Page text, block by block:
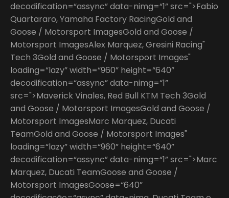
decodification=“assync” data-nimg=“1” src=">Fabio
Quartararo, Yamaha Factory RacingGold and
Goose / Motorsport ImagesGold and Goose /
Motorsport ImagesAlex Marquez, Gresini Racing"
Tech 3Gold and Goose / Motorsport Images"
loading=“lazy” width=“960” height=“640”
decodification=“assync” data-nimg=“1”
src=">Maverick Vinales, Red Bull KTM Tech 3Gold
and Goose / Motorsport ImagesGold and Goose /
Motorsport ImagesMarc Marquez, Ducati
TeamGold and Goose / Motorsport Images"
loading=“lazy” width=“960” height=“640”
decodification=“assync” data-nimg=“1” src=">Marc
Marquez, Ducati TeamGoose and Goose /
Motorsport ImagesGoose=“640”